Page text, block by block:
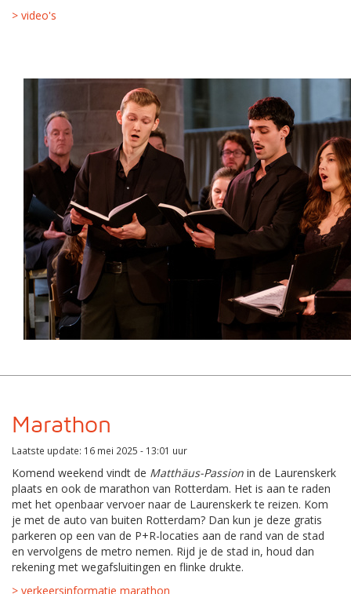
> video's
Marathon
Laatste update: 16 mei 2025 - 13:01 uur
Komend weekend vindt de Matthäus-Passion in de Laurenskerk
plaats en ook de marathon van Rotterdam. Het is aan te raden
met het openbaar vervoer naar de Laurenskerk te reizen. Kom
je met de auto van buiten Rotterdam? Dan kun je deze gratis
parkeren op een van de P+R-locaties aan de rand van de stad
en vervolgens de metro nemen. Rijd je de stad in, houd dan
rekening met wegafsluitingen en flinke drukte.
> verkeersinformatie marathon